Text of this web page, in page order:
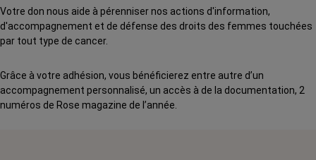
Votre don nous aide à pérenniser nos actions d'information,
d'accompagnement et de défense des droits des femmes touchées
par tout type de cancer.
Grâce à votre adhésion, vous bénéficierez entre autre d’un
accompagnement personnalisé, un accès à de la documentation, 2
numéros de Rose magazine de l’année.